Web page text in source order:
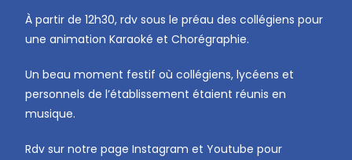
À partir de 12h30, rdv sous le préau des collégiens pour
une animation Karaoké et Chorégraphie.
Un beau moment festif où collégiens, lycéens et
personnels de l’établissement étaient réunis en
musique.
Rdv sur notre page Instagram et Youtube pour